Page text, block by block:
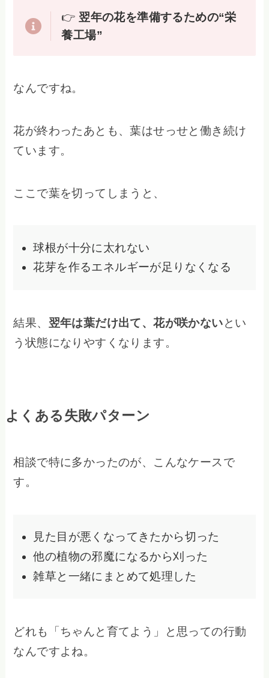
👉翌年の花を準備するための“栄
養工場”
なんですね。
花が終わったあとも、葉はせっせと働き続け
ています。
ここで葉を切ってしまうと、
球根が十分に太れない
花芽を作るエネルギーが足りなくなる
結果、 翌年は葉だけ出て、花が咲かないとい
う状態になりやすくなります。
よくある失敗パターン
相談で特に多かったのが、こんなケースで
す。
見た目が悪くなってきたから切った
他の植物の邪魔になるから刈った
雑草と一緒にまとめて処理した
どれも「ちゃんと育てよう」と思っての行動
なんですよね。